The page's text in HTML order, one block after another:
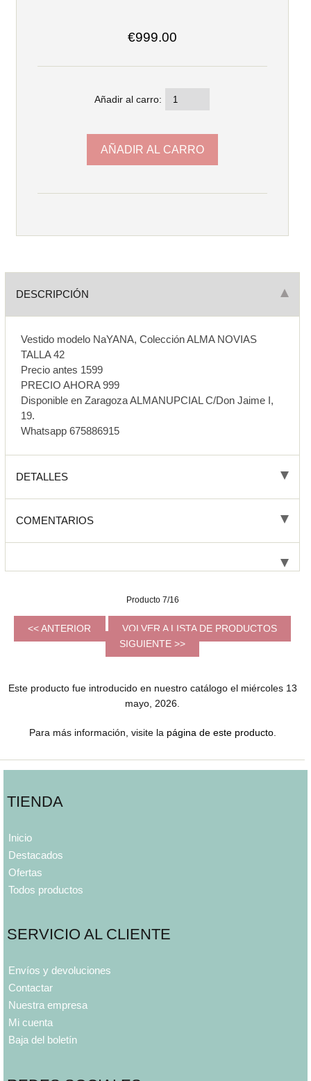
€999.00
Añadir al carro:
DESCRIPCIÓN
Vestido modelo NaYANA, Colección ALMA NOVIAS
TALLA 42
Precio antes 1599
PRECIO AHORA 999
Disponible en Zaragoza ALMANUPCIAL C/Don Jaime I,
19.
Whatsapp 675886915
DETALLES
COMENTARIOS
Producto 7/16
<< ANTERIOR
VOLVER A LISTA DE PRODUCTOS
SIGUIENTE >>
Este producto fue introducido en nuestro catálogo el miércoles 13
mayo, 2026.
Para más información, visite la página de este producto.
TIENDA
Inicio
Destacados
Ofertas
Todos productos
SERVICIO AL CLIENTE
Envíos y devoluciones
Contactar
Nuestra empresa
Mi cuenta
Baja del boletín